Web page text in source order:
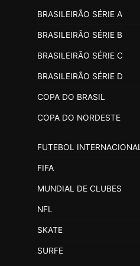
BRASILEIRÃO SÉRIE A
BRASILEIRÃO SÉRIE B
BRASILEIRÃO SÉRIE C
BRASILEIRÃO SÉRIE D
COPA DO BRASIL
COPA DO NORDESTE
FUTEBOL INTERNACIONAL
FIFA
MUNDIAL DE CLUBES
NFL
SKATE
SURFE